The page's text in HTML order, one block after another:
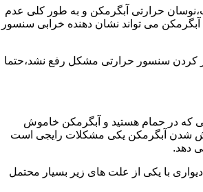
حرارتی آبگرمکن و به طور کلی عدم
می تواند نشان دهنده خرابی سنسور
کردن سنسور حرارتی مشکل رفع نشد،حتما
که در حمام هستید و آبگرمکن خاموش
آبگرمکن یکی مشکلات رایجی است
دهد.
با یکی از علت های زیر بسیار محتمل